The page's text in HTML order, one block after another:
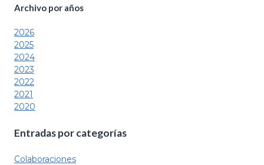
Archivo por años
2026
2025
2024
2023
2022
2021
2020
Entradas por categorías
Colaboraciones